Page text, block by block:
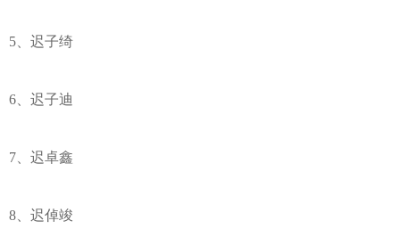
5、迟子绮
6、迟子迪
7、迟卓鑫
8、迟倬竣